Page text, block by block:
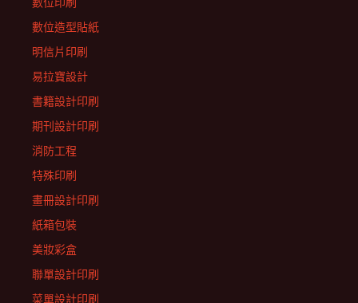
數位造型貼紙
明信片印刷
易拉寶設計
書籍設計印刷
期刊設計印刷
消防工程
特殊印刷
畫冊設計印刷
紙箱包裝
美妝彩盒
聯單設計印刷
菜單設計印刷